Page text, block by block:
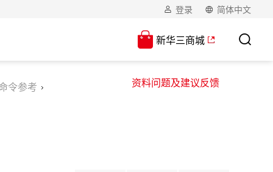
登录 简体中文
新华三商城
资料问题及建议反馈
令参考